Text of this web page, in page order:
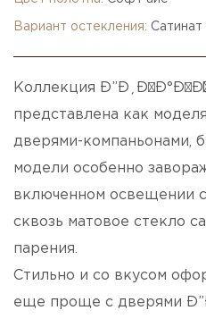
Вариант остекления: Сатинат
Коллекция
представлена как
дверями-компаньонами,
модели особенно
включенном освещении
сквозь матовое стекло
парения.
Стильно и со вкусом
еще проще с дверями